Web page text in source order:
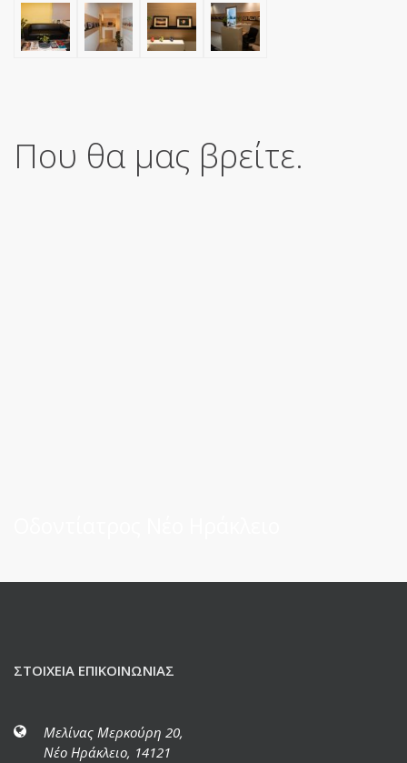
Που θα μας βρείτε.
ΣΤΟΙΧΕΊΑ ΕΠΙΚΟΙΝΩΝΊΑΣ
Μελίνας Μερκούρη 20,
Νέο Ηράκλειο, 14121